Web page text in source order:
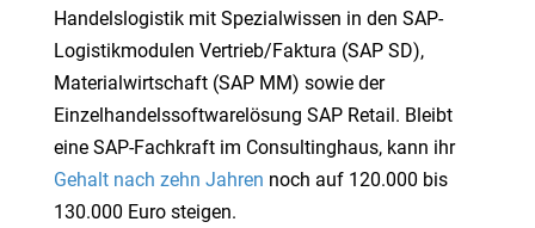
Handelslogistik mit Spezialwissen in den SAP-
Logistikmodulen Vertrieb/Faktura (SAP SD),
Materialwirtschaft (SAP MM) sowie der
Einzelhandelssoftwarelösung SAP Retail. Bleibt
eine SAP-Fachkraft im Consultinghaus, kann ihr
Gehalt nach zehn Jahren noch auf 120.000 bis
130.000 Euro steigen.